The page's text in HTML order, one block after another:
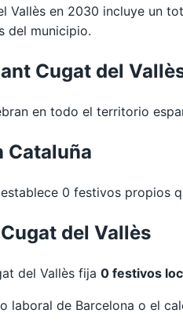
Vallès en 2030 incluye un
del municipio.
Cugat del
en todo el territorio
Cataluña
0 festivos propios
del Vallès
del Vallès fija 0 festivos
laboral de Barcelona o el